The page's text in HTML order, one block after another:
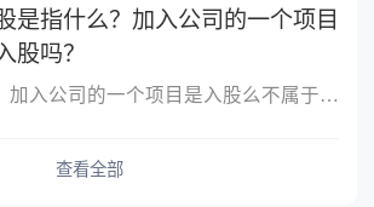
是指什么？加入公司的一个项目
股吗？
一、加入公司的一个项目是入股么不属于，入股是指公司成立后，原始
查看全部